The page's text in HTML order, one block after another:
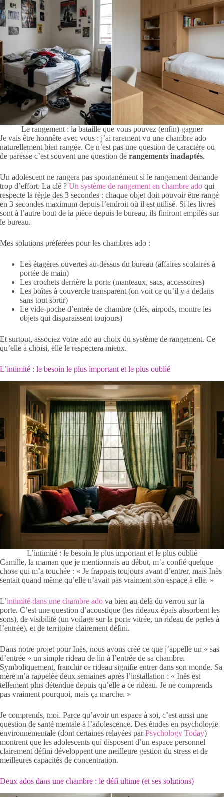
Le rangement : la bataille que vous pouvez (enfin) gagner
Je vais être honnête avec vous : j’ai rarement vu une chambre ado
naturellement bien rangée. Ce n’est pas une question de caractère ou
de paresse c’est souvent une question de rangements inadaptés.
Un adolescent ne rangera pas spontanément si le rangement demande
trop d’effort. La clé ? Un système de rangement en chambre ado qui
respecte la règle des 3 secondes : chaque objet doit pouvoir être rangé
en 3 secondes maximum depuis l’endroit où il est utilisé. Si les livres
sont à l’autre bout de la pièce depuis le bureau, ils finiront empilés sur
le bureau.
Mes solutions préférées pour les chambres ado :
Les étagères ouvertes au-dessus du bureau (affaires scolaires à
portée de main)
Les crochets derrière la porte (manteaux, sacs, accessoires)
Les boîtes à couvercle transparent (on voit ce qu’il y a dedans
sans tout sortir)
Le vide-poche d’entrée de chambre (clés, airpods, montre les
objets qui disparaissent toujours)
Et surtout, associez votre ado au choix du système de rangement. Ce
qu’elle a choisi, elle le respectera mieux.
L’intimité : le besoin le plus important et le plus oublié
L’intimité : le besoin le plus important et le plus oublié
Camille, la maman que je mentionnais au début, m’a confié quelque
chose qui m’a touchée : « Je frappais toujours avant d’entrer, mais Inès
sentait quand même qu’elle n’avait pas vraiment son espace à elle. »
L’intimité dans une chambre ado va bien au-delà du verrou sur la
porte. C’est une question d’acoustique (les rideaux épais absorbent les
sons), de visibilité (un voilage sur la porte vitrée, un rideau de perles à
l’entrée), et de territoire clairement défini.
Dans notre projet pour Inès, nous avons créé ce que j’appelle un « sas
d’entrée » un simple rideau de lin à l’entrée de sa chambre.
Symboliquement, franchir ce rideau signifie entrer dans son monde. Sa
mère m’a rappelée deux semaines après l’installation : « Inès est
tellement plus détendue depuis qu’elle a ce rideau. Je ne comprends
pas vraiment pourquoi, mais ça marche. »
Je comprends, moi. Parce qu’avoir un espace à soi, c’est aussi une
question de santé mentale à l’adolescence. Des études en psychologie
environnementale (dont certaines relayées parPsychology Today)
montrent que les adolescents qui disposent d’un espace personnel
clairement défini développent une meilleure gestion du stress et de
meilleures capacités de concentration.
Deux ados dans une chambre : le défi ultime (et ses solutions)